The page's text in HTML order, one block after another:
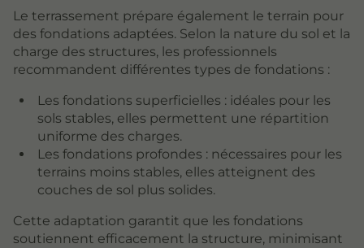
Le terrassement prépare également le terrain pour
des fondations adaptées. Selon la nature du sol et la
charge des structures, les professionnels
recommandent différentes types de fondations :
Les fondations superficielles : idéales pour les
sols stables, elles permettent une répartition
uniforme des charges.
Les fondations profondes : nécessaires pour les
terrains moins stables, elles atteignent des
couches de sol plus solides.
Cette adaptation garantit que les fondations
soutiennent efficacement la structure, minimisant